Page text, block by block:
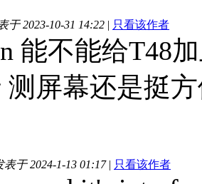
于 2023-10-31 14:22 | 只看该作者
能不能给T48
测屏幕还是挺
表于 2024-1-13 01:17| 只看该作者